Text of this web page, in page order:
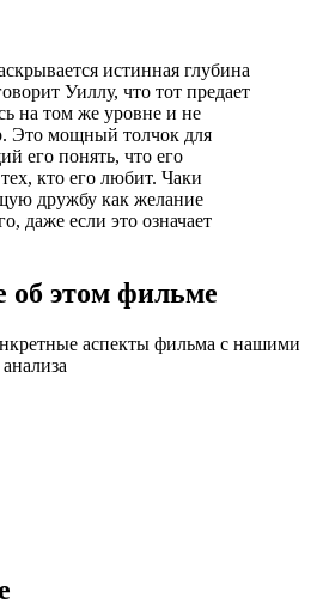
истинная глубина
Уиллу, что тот предает
на том же уровне и не
Это мощный толчок для
его понять, что его
кто его любит. Чаки
дружбу как желание
даже если это означает
об этом фильме
аспекты фильма с нашими